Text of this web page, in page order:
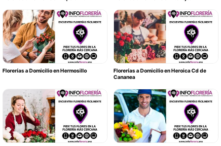
Florerías a Domicilio en Hermosillo
Florerías a Domicilio en Heroica Cd de
Cananea